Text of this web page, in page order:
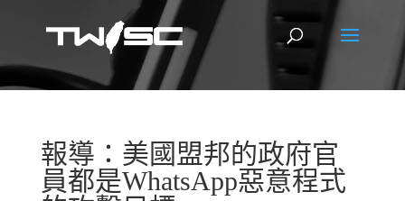
報導：美國盟邦的政府官
員都是WhatsApp惡意程式